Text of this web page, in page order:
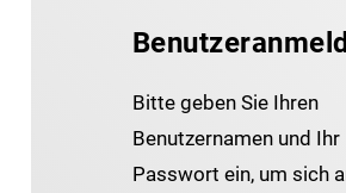
Bitte geben Sie Ihren
Benutzernamen und Ihr
Passwort ein, um sich